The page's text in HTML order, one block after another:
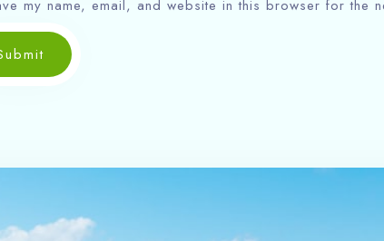
my name, email, and website in this browser for the